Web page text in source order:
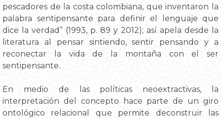
pescadores de la costa colombiana, que inventaron la
palabra sentipensante para definir el lenguaje que
dice la verdad” (1993, p. 89 y 2012); así apela desde la
literatura al pensar sintiendo, sentir pensando y a
reconectar la vida de la montaña con el ser
sentipensante.
En medio de las políticas neoextractivas, la
interpretación del concepto hace parte de un giro
ontológico relacional que permite deconstruir las